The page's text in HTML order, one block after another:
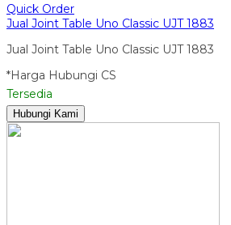
Quick Order
Jual Joint Table Uno Classic UJT 1883
Jual Joint Table Uno Classic UJT 1883
*Harga Hubungi CS
Tersedia
Hubungi Kami